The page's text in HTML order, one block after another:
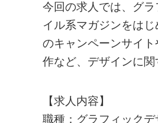
今回の求人では、グ
イル系マガジンをは
のキャンペーンサイ
作など、デザインに関
【求人内容】
職種：グラフィックデ